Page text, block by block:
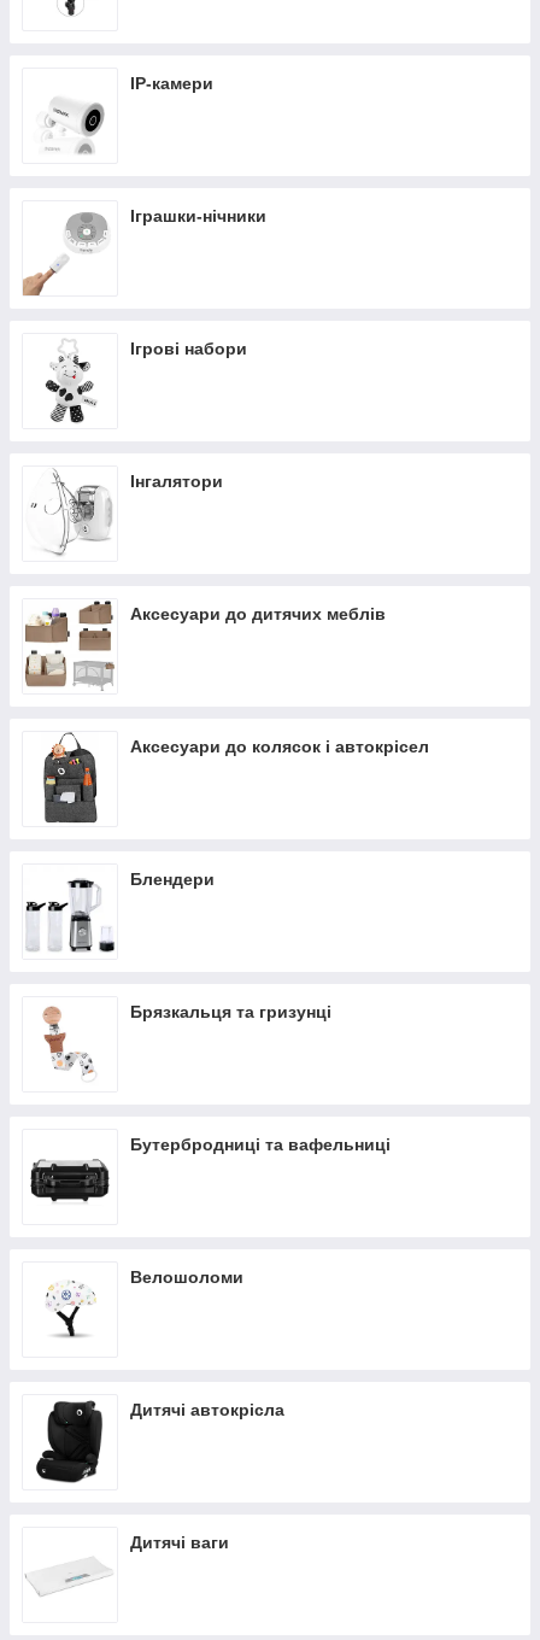
IP-камери
Іграшки-нічники
Ігрові набори
Інгалятори
Аксесуари до дитячих меблів
Аксесуари до колясок і автокрісел
Блендери
Брязкальця та гризунці
Бутербродниці та вафельниці
Велошоломи
Дитячі автокрісла
Дитячі ваги